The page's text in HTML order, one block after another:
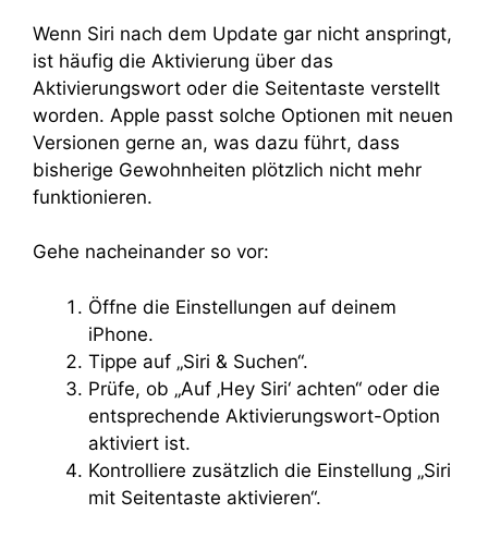
Wenn Siri nach dem Update gar nicht anspringt,
ist häufig die Aktivierung über das
Aktivierungswort oder die Seitentaste verstellt
worden. Apple passt solche Optionen mit neuen
Versionen gerne an, was dazu führt, dass
bisherige Gewohnheiten plötzlich nicht mehr
funktionieren.
Gehe nacheinander so vor:
Öffne die Einstellungen auf deinem
iPhone.
Tippe auf „Siri & Suchen“.
Prüfe, ob „Auf ‚Hey Siri‘ achten“ oder die
entsprechende Aktivierungswort-Option
aktiviert ist.
Kontrolliere zusätzlich die Einstellung „Siri
mit Seitentaste aktivieren“.